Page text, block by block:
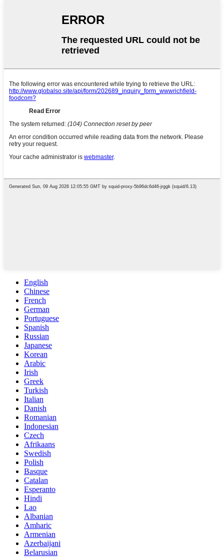
English
Chinese
French
German
Portuguese
Spanish
Russian
Japanese
Korean
Arabic
Irish
Greek
Turkish
Italian
Danish
Romanian
Indonesian
Czech
Afrikaans
Swedish
Polish
Basque
Catalan
Esperanto
Hindi
Lao
Albanian
Amharic
Armenian
Azerbaijani
Belarusian